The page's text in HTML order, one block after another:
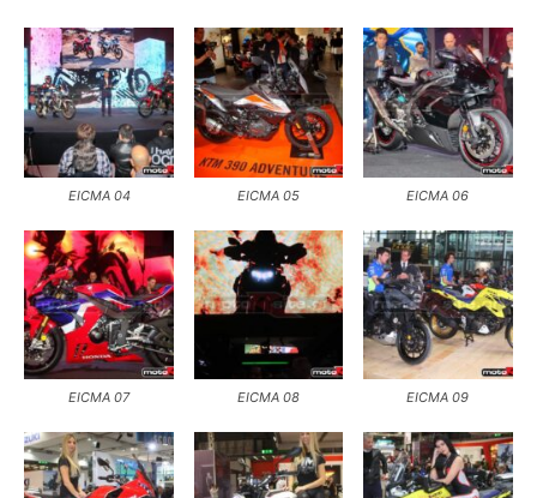
EICMA 04 EICMA 05 EICMA 06
EICMA 07 EICMA 08 EICMA 09